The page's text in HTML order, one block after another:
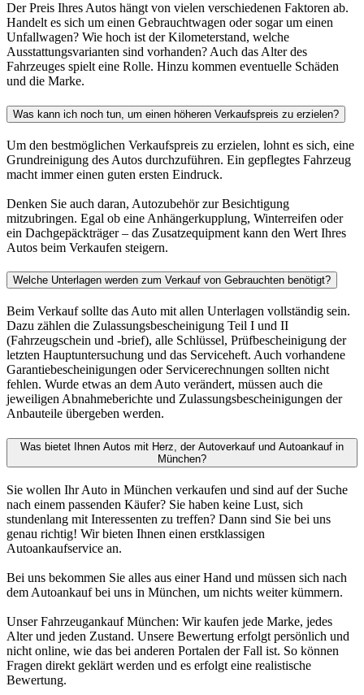
Der Preis Ihres Autos hängt von vielen verschiedenen Faktoren ab.
Handelt es sich um einen Gebrauchtwagen oder sogar um einen
Unfallwagen? Wie hoch ist der Kilometerstand, welche
Ausstattungsvarianten sind vorhanden? Auch das Alter des
Fahrzeuges spielt eine Rolle. Hinzu kommen eventuelle Schäden
und die Marke.
Was kann ich noch tun, um einen höheren Verkaufspreis zu erzielen?
Um den bestmöglichen Verkaufspreis zu erzielen, lohnt es sich, eine
Grundreinigung des Autos durchzuführen. Ein gepflegtes Fahrzeug
macht immer einen guten ersten Eindruck.
Denken Sie auch daran, Autozubehör zur Besichtigung
mitzubringen. Egal ob eine Anhängerkupplung, Winterreifen oder
ein Dachgepäckträger – das Zusatzequipment kann den Wert Ihres
Autos beim Verkaufen steigern.
Welche Unterlagen werden zum Verkauf von Gebrauchten benötigt?
Beim Verkauf sollte das Auto mit allen Unterlagen vollständig sein.
Dazu zählen die Zulassungsbescheinigung Teil I und II
(Fahrzeugschein und -brief), alle Schlüssel, Prüfbescheinigung der
letzten Hauptuntersuchung und das Serviceheft. Auch vorhandene
Garantiebescheinigungen oder Servicerechnungen sollten nicht
fehlen. Wurde etwas an dem Auto verändert, müssen auch die
jeweiligen Abnahmeberichte und Zulassungsbescheinigungen der
Anbauteile übergeben werden.
Was bietet Ihnen Autos mit Herz, der Autoverkauf und Autoankauf in
München?
Sie wollen Ihr Auto in München verkaufen und sind auf der Suche
nach einem passenden Käufer? Sie haben keine Lust, sich
stundenlang mit Interessenten zu treffen? Dann sind Sie bei uns
genau richtig! Wir bieten Ihnen einen erstklassigen
Autoankaufservice an.
Bei uns bekommen Sie alles aus einer Hand und müssen sich nach
dem Autoankauf bei uns in München, um nichts weiter kümmern.
Unser Fahrzeugankauf München: Wir kaufen jede Marke, jedes
Alter und jeden Zustand. Unsere Bewertung erfolgt persönlich und
nicht online, wie das bei anderen Portalen der Fall ist. So können
Fragen direkt geklärt werden und es erfolgt eine realistische
Bewertung.